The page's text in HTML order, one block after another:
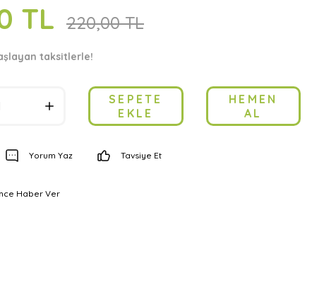
TL 220,00 TL
taksitlerle!
SEPETE
EKLE
HEMEN
AL
Yorum Yaz Tavsiye Et
Haber Ver